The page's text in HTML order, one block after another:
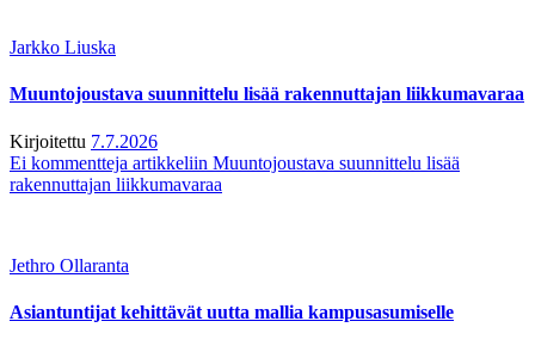
Jarkko Liuska
Muuntojoustava suunnittelu lisää rakennuttajan liikkumavaraa
Kirjoitettu 7.7.2026
Ei kommentteja artikkeliin Muuntojoustava suunnittelu lisää
rakennuttajan liikkumavaraa
Jethro Ollaranta
Asiantuntijat kehittävät uutta mallia kampusasumiselle